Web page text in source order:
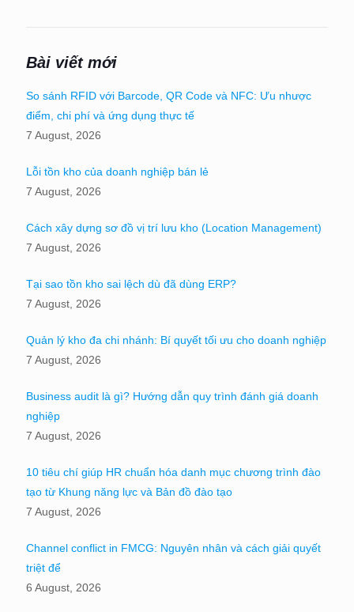
Bài viết mới
So sánh RFID với Barcode, QR Code và NFC: Ưu nhược
điểm, chi phí và ứng dụng thực tế
7 August, 2026
Lỗi tồn kho của doanh nghiệp bán lẻ
7 August, 2026
Cách xây dựng sơ đồ vị trí lưu kho (Location Management)
7 August, 2026
Tại sao tồn kho sai lệch dù đã dùng ERP?
7 August, 2026
Quản lý kho đa chi nhánh: Bí quyết tối ưu cho doanh nghiệp
7 August, 2026
Business audit là gì? Hướng dẫn quy trình đánh giá doanh
nghiệp
7 August, 2026
10 tiêu chí giúp HR chuẩn hóa danh mục chương trình đào
tạo từ Khung năng lực và Bản đồ đào tạo
7 August, 2026
Channel conflict in FMCG: Nguyên nhân và cách giải quyết
triệt để
6 August, 2026